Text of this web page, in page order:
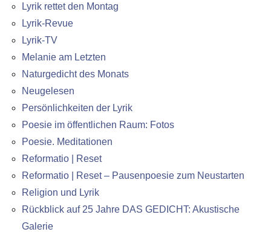
Lyrik rettet den Montag
Lyrik-Revue
Lyrik-TV
Melanie am Letzten
Naturgedicht des Monats
Neugelesen
Persönlichkeiten der Lyrik
Poesie im öffentlichen Raum: Fotos
Poesie. Meditationen
Reformatio | Reset
Reformatio | Reset – Pausenpoesie zum Neustarten
Religion und Lyrik
Rückblick auf 25 Jahre DAS GEDICHT: Akustische
Galerie